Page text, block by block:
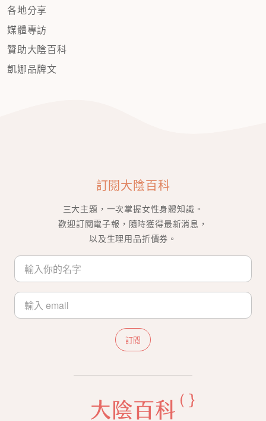
各地分享
媒體專訪
贊助大陰百科
凱娜品牌文
訂閱大陰百科
三大主題，一次掌握女性身體知識。
歡迎訂閱電子報，隨時獲得最新消息，
以及生理用品折價券。
訂閱